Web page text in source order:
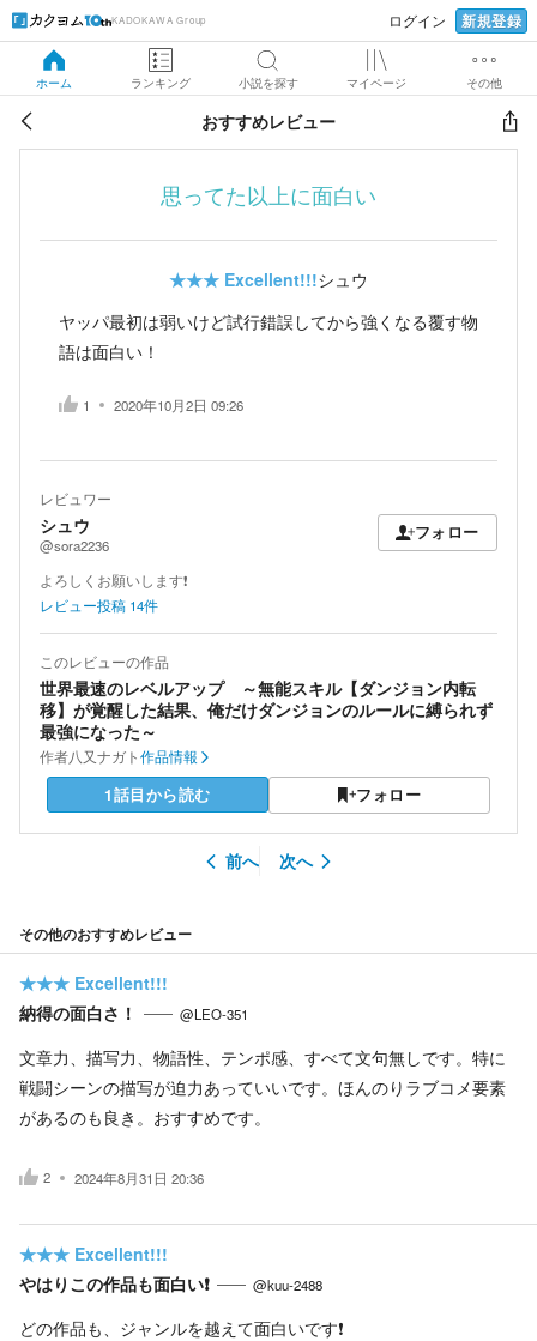
KADOKAWA Group ログイン 新規登録
ホーム ランキング 小説を探す マイページ その他
おすすめレビュー
思ってた以上に面白い
★★★ Excellent!!!シュウ
ヤッパ最初は弱いけど試行錯誤してから強くなる覆す物
語は面白い！
1 2020年10月2日 09:26
レビュワー
シュウ
@sora2236
フォロー
よろしくお願いします❗
レビュー投稿 14件
このレビューの作品
世界最速のレベルアップ ～無能スキル【ダンジョン内転
移】が覚醒した結果、俺だけダンジョンのルールに縛られず
最強になった～
作者八又ナガト作品情報
1話目から読む フォロー
前へ 次へ
その他のおすすめレビュー
★★★ Excellent!!!
納得の面白さ！
@LEO-351
文章力、描写力、物語性、テンポ感、すべて文句無しです。特に
戦闘シーンの描写が迫力あっていいです。ほんのりラブコメ要素
があるのも良き。おすすめです。
2 2024年8月31日 20:36
★★★ Excellent!!!
やはりこの作品も面白い❗
@kuu-2488
どの作品も、ジャンルを越えて面白いです❗